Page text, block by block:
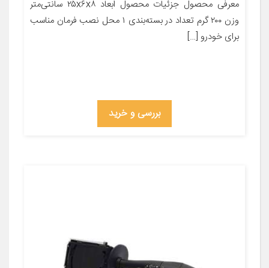
معرفی محصول جزئیات محصول ابعاد ۲۵x۶x۸ سانتی‌متر
وزن ۲۰۰ گرم تعداد در بسته‌بندی ۱ محل نصب فرمان مناسب
برای خودرو […]
بررسی و خرید